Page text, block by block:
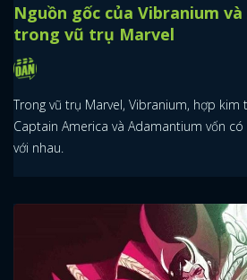
Nguồn gốc của Vibranium
trong vũ trụ Marvel
Trong vũ trụ Marvel, Vibranium, hợp kim
Captain America và Adamantium vốn
với nhau.